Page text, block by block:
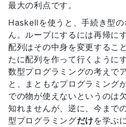
最大の利点です。
Haskellを使うと、手続き型
ん。ループにするには再帰に
配列はその中身を変更するこ
たに配列を作って行くように
数型プログラミングの考えで
と、まともなプログラミング
での物が使えないというのは
知れませんが、逆に、今まで
型プログラミングだけを学ぶ